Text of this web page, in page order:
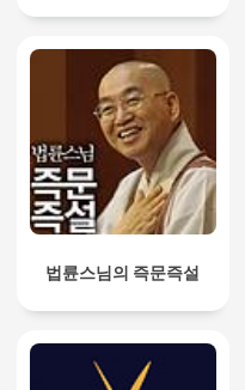
법륜스님의 즉문즉설